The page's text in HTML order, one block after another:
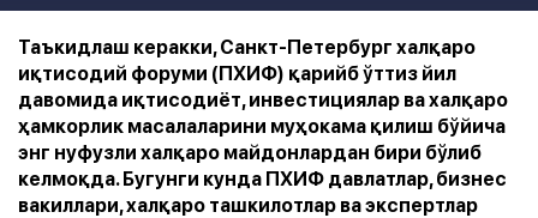
Таъкидлаш керакки, Санкт-Петербург халқаро
иқтисодий форуми (ПХИФ) қарийб ўттиз йил
давомида иқтисодиёт, инвестициялар ва халқаро
ҳамкорлик масалаларини муҳокама қилиш бўйича
энг нуфузли халқаро майдонлардан бири бўлиб
келмоқда. Бугунги кунда ПХИФ давлатлар, бизнес
вакиллари, халқаро ташкилотлар ва экспертлар